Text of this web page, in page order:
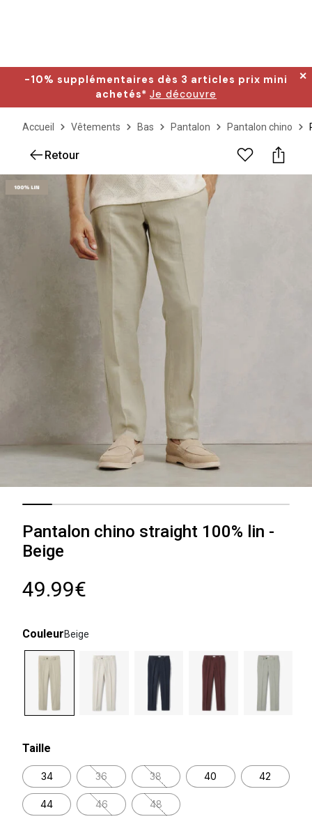
-10% supplémentaires dès 3 articles prix mini
achetés* Je découvre
✕
Accueil Vêtements Bas Pantalon Pantalon chino
Retour
Pantalon chino straight 100% lin -
Beige
49.99€
CouleurBeige
Taille
34 36 38 40 42
44 46 48